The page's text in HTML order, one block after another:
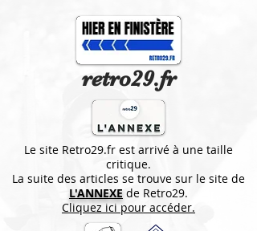
retro29.fr
Le site Retro29.fr est arrivé à une taille
critique.
La suite des articles se trouve sur le site de
L'ANNEXE de Retro29.
Cliquez ici pour accéder.